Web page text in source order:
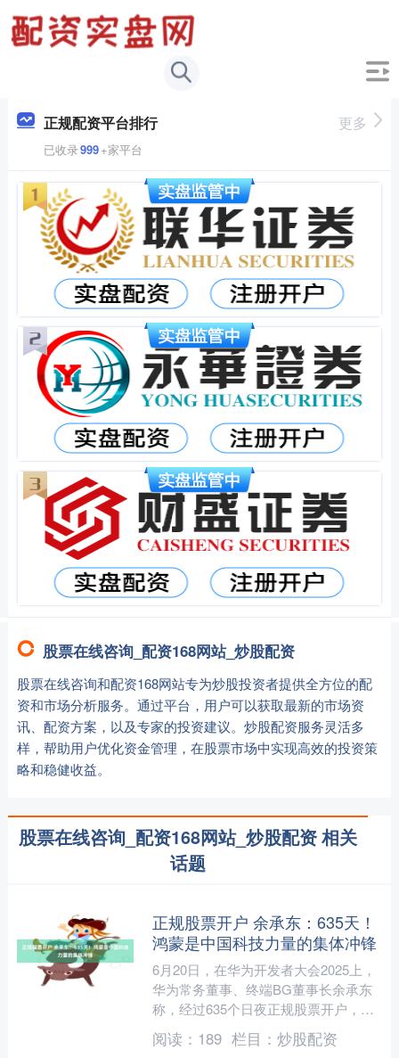
正规配资平台排行
已收录999+家平台
更多
股票在线咨询_配资168网站_炒股配资
股票在线咨询和配资168网站专为炒股投资者提供全方位的配
资和市场分析服务。通过平台，用户可以获取最新的市场资
讯、配资方案，以及专家的投资建议。炒股配资服务灵活多
样，帮助用户优化资金管理，在股票市场中实现高效的投资策
略和稳健收益。
股票在线咨询_配资168网站_炒股配资 相关
话题
正规股票开户 余承东：635天！
鸿蒙是中国科技力量的集体冲锋
6月20日，在华为开发者大会2025上，
华为常务董事、终端BG董事长余承东
称，经过635个日夜正规股票开户，鸿
蒙生态已从应用鸿蒙化阶段走向了“指
数级扩张”的飞轮....
阅读： 189 栏目： 炒股配资